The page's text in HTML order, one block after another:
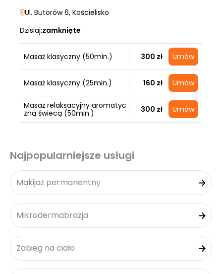
Ul. Butorów 6, Kościelisko
Dzisiaj:zamknięte
Masaż klasyczny (50min.) 300 zł Umów
Masaż klasyczny (25min.) 160 zł Umów
Masaż relaksacyjny aromatyc
zną świecą (50min.)
300 zł Umów
Najpopularniejsze usługi
Makijaż permanentny
Mikrodermabrazja
Zabieg na ciało